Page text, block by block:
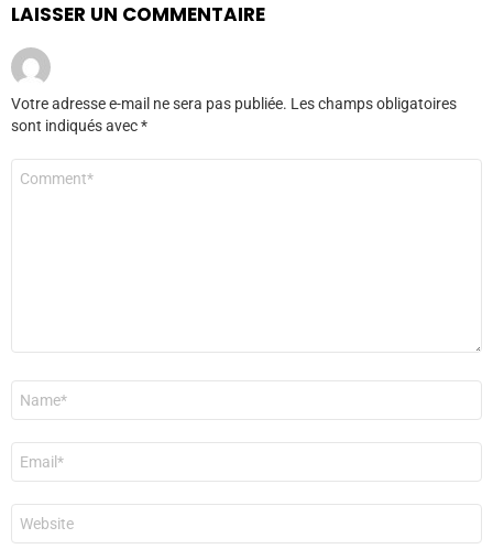
LAISSER UN COMMENTAIRE
Votre adresse e-mail ne sera pas publiée. Les champs obligatoires
sont indiqués avec*
mail
*
Site
web